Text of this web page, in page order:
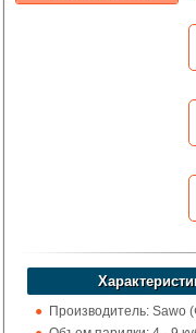
Производитель: Sawo